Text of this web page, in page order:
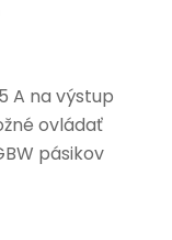
A na výstup
ovládať
pásikov